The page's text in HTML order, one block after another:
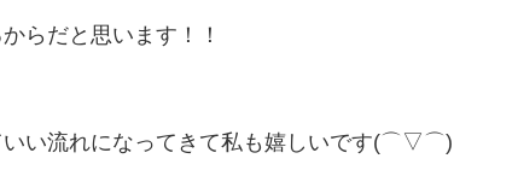
らだと思います！！
いい流れになってきて私も嬉しいです(⌒▽⌒)